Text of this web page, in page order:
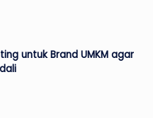
untuk Brand UMKM agar